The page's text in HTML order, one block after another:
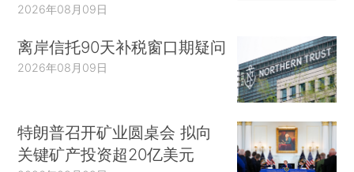
2026年08月09日
离岸信托90天补税窗口期疑问
2026年08月09日
特朗普召开矿业圆桌会 拟向
关键矿产投资超20亿美元